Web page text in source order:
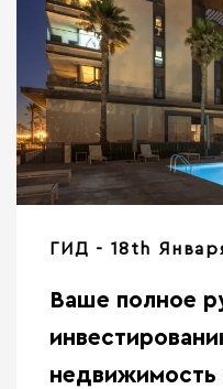
ГИД 18th
Ваше полное
недвижимость